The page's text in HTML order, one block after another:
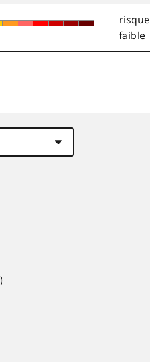
risque
faible